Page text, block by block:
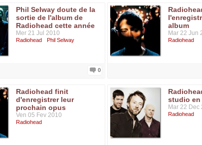
Phil Selway doute de la
sortie de l'album de
Radiohead cette année
Mer 21 Jul 2010
Radiohead Phil Selway
0
album
Mar 22 Jun
Radiohead
Radiohead finit
d'enregistrer leur
prochain opus
Ven 05 Fev 2010
Radiohead
studio en
Mar 22 Dec
Radiohead